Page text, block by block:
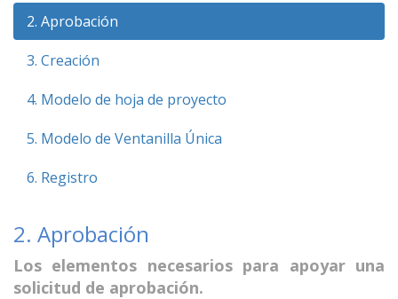
2. Aprobación
3. Creación
4. Modelo de hoja de proyecto
5. Modelo de Ventanilla Única
6. Registro
2. Aprobación
Los elementos necesarios para apoyar una
solicitud de aprobación.